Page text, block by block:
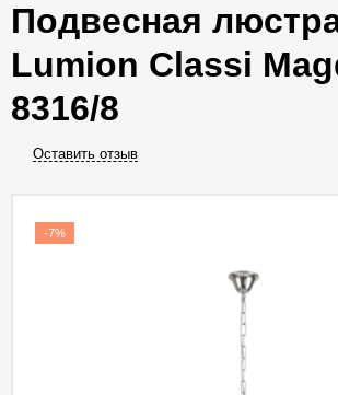
Подвесная
Lumion Classi
8316/8
Оставить отзыв
-7%